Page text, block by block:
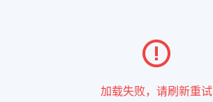
加载失败，请刷新重试